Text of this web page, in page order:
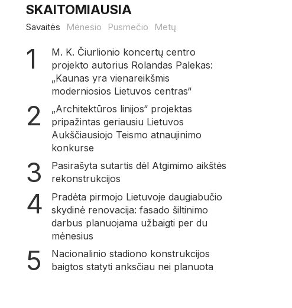
SKAITOMIAUSIA
Savaitės Mėnesio Pusmečio Metų
M. K. Čiurlionio koncertų centro
projekto autorius Rolandas Palekas:
„Kaunas yra vienareikšmis
moderniosios Lietuvos centras“
„Architektūros linijos“ projektas
pripažintas geriausiu Lietuvos
Aukščiausiojo Teismo atnaujinimo
konkurse
Pasirašyta sutartis dėl Atgimimo aikštės
rekonstrukcijos
Pradėta pirmojo Lietuvoje daugiabučio
skydinė renovacija: fasado šiltinimo
darbus planuojama užbaigti per du
mėnesius
Nacionalinio stadiono konstrukcijos
baigtos statyti anksčiau nei planuota